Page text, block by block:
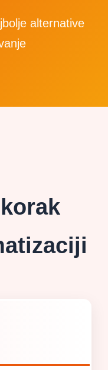
alternative